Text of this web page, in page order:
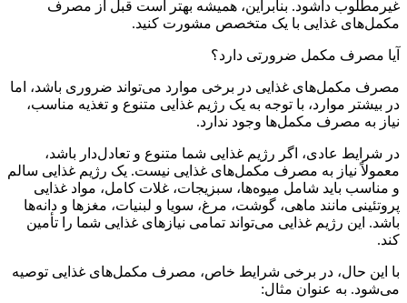
آیا مصرف مکمل ضرورتی دارد؟
مصرف مکمل‌های غذایی در برخی موارد می‌تواند ضروری باشد، اما
در بیشتر موارد، با توجه به یک رژیم غذایی متنوع و تغذیه مناسب،
نیاز به مصرف مکمل‌ها وجود ندارد.
در شرایط عادی، اگر رژیم غذایی شما متنوع و تعادل‌دار باشد،
معمولاً نیاز به مصرف مکمل‌های غذایی نیست. یک رژیم غذایی سالم
و مناسب باید شامل میوه‌ها، سبزیجات، غلات کامل، مواد غذایی
پروتئینی مانند ماهی، گوشت، مرغ، سویا و لبنیات، مغزها و دانه‌ها
باشد. این رژیم غذایی می‌تواند تمامی نیازهای غذایی شما را تأمین
کند.
با این حال، در برخی شرایط خاص، مصرف مکمل‌های غذایی توصیه
می‌شود. به عنوان مثال: